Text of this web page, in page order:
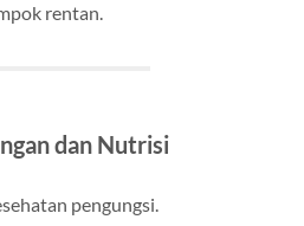
rentan.
dan Nutrisi
pengungsi.